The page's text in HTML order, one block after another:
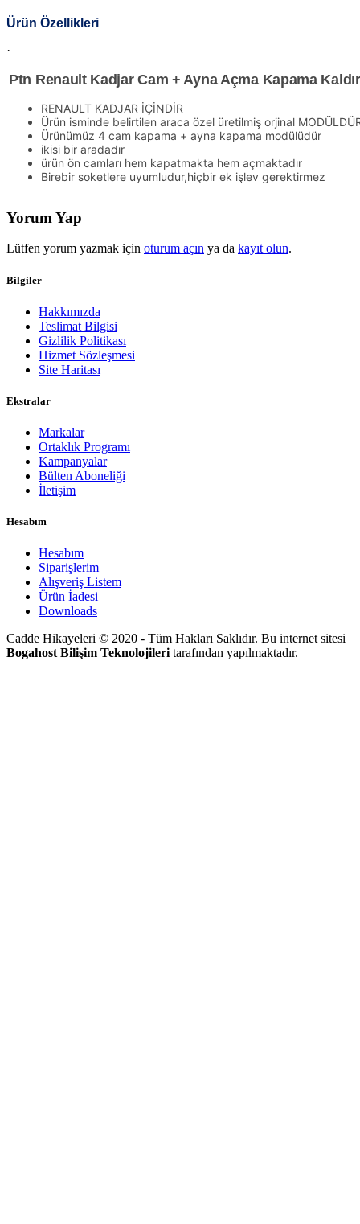
Ürün Özellikleri
·
Ptn Renault Kadjar Cam + Ayna Açma Kapama
RENAULT KADJAR İÇİNDİR
Ürün isminde belirtilen araca özel üretilmiş orjinal
Ürünümüz 4 cam kapama + ayna kapama modülüdür
ikisi bir aradadır
ürün ön camları hem kapatmakta hem açmaktadır
Birebir soketlere uyumludur,hiçbir ek işlev gerektirmez
Yorum Yap
Lütfen yorum yazmak için oturum açın ya da kayıt olun.
Bilgiler
Hakkımızda
Teslimat Bilgisi
Gizlilik Politikası
Hizmet Sözleşmesi
Site Haritası
Ekstralar
Markalar
Ortaklık Programı
Kampanyalar
Bülten Aboneliği
İletişim
Hesabım
Hesabım
Siparişlerim
Alışveriş Listem
Ürün İadesi
Downloads
Cadde Hikayeleri © 2020 - Tüm Hakları Saklıdır. Bu internet sitesi
Bogahost Bilişim Teknolojileritarafından yapılmaktadır.